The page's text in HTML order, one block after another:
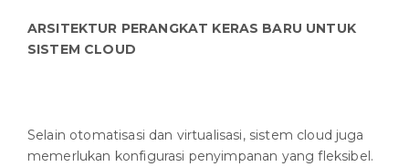
ARSITEKTUR PERANGKAT KERAS BARU UNTUK
SISTEM CLOUD
Selain otomatisasi dan virtualisasi, sistem cloud juga
memerlukan konfigurasi penyimpanan yang fleksibel.